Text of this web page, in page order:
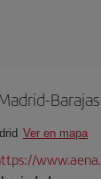
Barajas
Ver en mapa